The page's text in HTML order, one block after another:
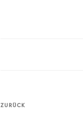
Vorheriger
ZURÜCK